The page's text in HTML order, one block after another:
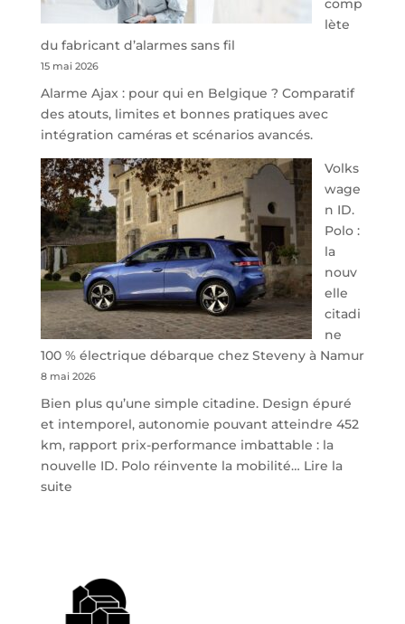
redessine
de
parking
sécurisé
à
l’aéroport
de
Charleroi
comp
lète
du fabricant d’alarmes sans fil
15 mai 2026
Alarme Ajax : pour qui en Belgique ? Comparatif
des atouts, limites et bonnes pratiques avec
intégration caméras et scénarios avancés.
Volks
wage
n ID.
Polo :
la
nouv
elle
citadi
ne
100 % électrique débarque chez Steveny à Namur
8 mai 2026
Bien plus qu’une simple citadine. Design épuré
et intemporel, autonomie pouvant atteindre 452
km, rapport prix-performance imbattable : la
nouvelle ID. Polo réinvente la mobilité… Lire la
suite:
la
nouvelle